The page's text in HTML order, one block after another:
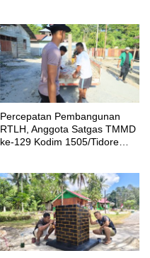
Percepatan Pembangunan
RTLH, Anggota Satgas TMMD
ke-129 Kodim 1505/Tidore